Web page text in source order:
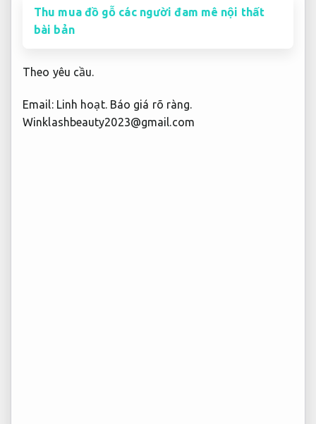
Thu mua đồ gỗ các người đam mê nội thất
bài bản
Theo yêu cầu.
Email: Linh hoạt. Báo giá rõ ràng.
Winklashbeauty2023@gmail.com